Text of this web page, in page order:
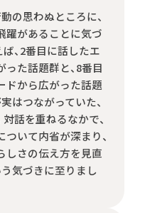
の思わぬところに、
躍があることに気づ
、2番目に話したエ
た話題群と、8番目
ドから広がった話題
はつながっていた、
話を重ねるなかで、
いて内省が深まり、
しさの伝え方を見直
気づきに至りまし